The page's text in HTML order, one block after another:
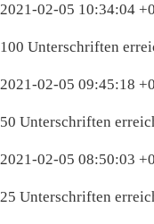
2021-02-05 10:34:04
100 Unterschriften
2021-02-05 09:45:18
50 Unterschriften
2021-02-05 08:50:03
25 Unterschriften